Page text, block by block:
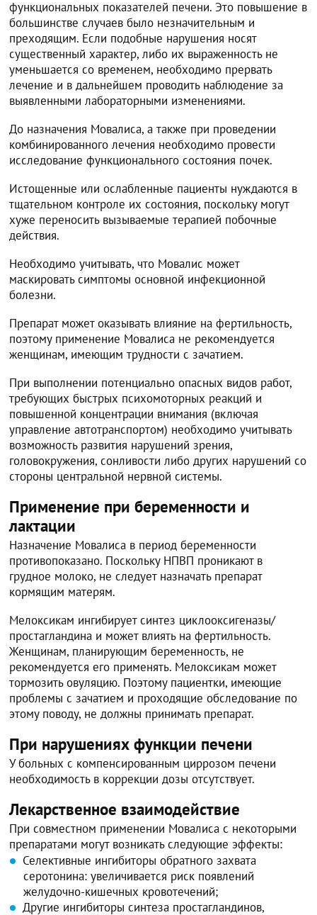
функциональных показателей печени. Это повышение в
большинстве случаев было незначительным и
преходящим. Если подобные нарушения носят
существенный характер, либо их выраженность не
уменьшается со временем, необходимо прервать
лечение и в дальнейшем проводить наблюдение за
выявленными лабораторными изменениями.
До назначения Мовалиса, а также при проведении
комбинированного лечения необходимо провести
исследование функционального состояния почек.
Истощенные или ослабленные пациенты нуждаются в
тщательном контроле их состояния, поскольку могут
хуже переносить вызываемые терапией побочные
действия.
Необходимо учитывать, что Мовалис может
маскировать симптомы основной инфекционной
болезни.
Препарат может оказывать влияние на фертильность,
поэтому применение Мовалиса не рекомендуется
женщинам, имеющим трудности с зачатием.
При выполнении потенциально опасных видов работ,
требующих быстрых психомоторных реакций и
повышенной концентрации внимания (включая
управление автотранспортом) необходимо учитывать
возможность развития нарушений зрения,
головокружения, сонливости либо других нарушений со
стороны центральной нервной системы.
Применение при беременности и
лактации
Назначение Мовалиса в период беременности
противопоказано. Поскольку НПВП проникают в
грудное молоко, не следует назначать препарат
кормящим матерям.
Мелоксикам ингибирует синтез циклооксигеназы/
простагландина и может влиять на фертильность.
Женщинам, планирующим беременность, не
рекомендуется его применять. Мелоксикам может
тормозить овуляцию. Поэтому пациентки, имеющие
проблемы с зачатием и проходящие обследование по
этому поводу, не должны принимать препарат.
При нарушениях функции печени
У больных с компенсированным циррозом печени
необходимость в коррекции дозы отсутствует.
Лекарственное взаимодействие
При совместном применении Мовалиса с некоторыми
препаратами могут возникать следующие эффекты:
Селективные ингибиторы обратного захвата
серотонина: увеличивается риск появлений
желудочно-кишечных кровотечений;
Другие ингибиторы синтеза простагландинов,